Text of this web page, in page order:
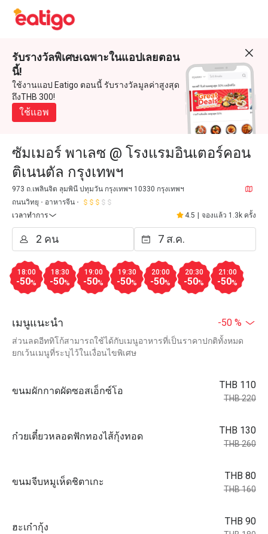
รับรางวัลพิเศษเฉพาะในแอปเลยตอน
นี้!
ใช้งานแอป Eatigo ตอนนี้ รับรางวัลมูลค่าสูงสุด
ถึงTHB 300!
ใช้แอพ
ซัมเมอร์ พาเลซ @ โรงแรมอินเตอร์คอน
ติเนนตัล กรุงเทพฯ
973 ถ.เพลินจิต ลุมพินี ปทุมวัน กรุงเทพฯ 10330 กรุงเทพฯ
ถนนวิทยุ
อาหารจีน
เวลาทำการ
4.5 จองแล้ว 1.3k ครั้ง
18:00
-50%
18:30
-50%
19:00
-50%
19:30
-50%
20:00
-50%
20:30
-50%
21:00
-50%
เมนูแนะนำ -50 %
ส่วนลดอีททิโก้สามารถใช้ได้กับเมนูอาหารที่เป็นราคาปกติทั้งหมด
ยกเว้นเมนูที่ระบุไว้ในเงื่อนไขพิเศษ
ขนมผักกาดผัดซอสเอ็กซ์โอ
THB 110
THB 220
ก๋วยเตี๋ยวหลอดฟักทองไส้กุ้งทอด
THB 130
THB 260
ขนมจีบหมูเห็ดชิตาเกะ
THB 80
THB 160
ฮะเก๋ากุ้ง
THB 90